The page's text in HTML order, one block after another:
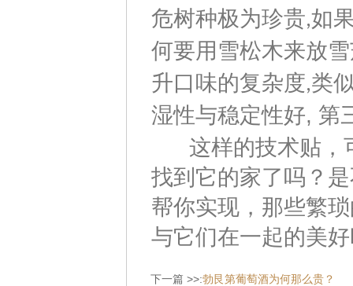
危树种极为珍贵,如
何要用雪松木来放
升口味的复杂度,类
湿性与稳定性好, 第
这样的技术贴，
找到它的家了吗？
帮你实现，那些繁
与它们在一起的美
下一篇 >>:勃艮第葡萄酒为何那么贵？